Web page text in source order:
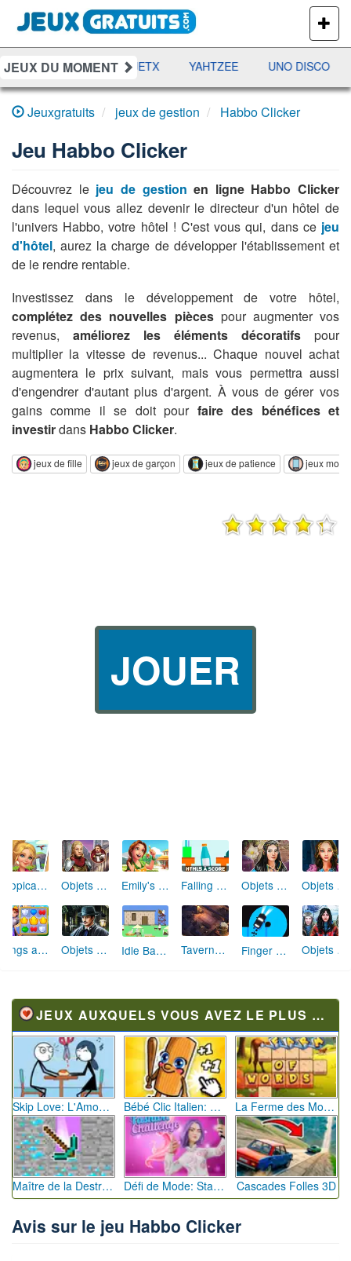
PLUS
DE
JEUX
JEUX DU MOMENT
DAMES RAMI JETX YAHTZEE UNO DISCO
Jeuxgratuits jeux de gestion Habbo Clicker
Jeu Habbo Clicker
Découvrez le jeu de gestion en ligne Habbo Clicker
dans lequel vous allez devenir le directeur d'un hôtel de
l'univers Habbo, votre hôtel ! C'est vous qui, dans ce jeu
d'hôtel, aurez la charge de développer l'établissement et
de le rendre rentable.
Investissez dans le développement de votre hôtel,
complétez des nouvelles piècespour augmenter vos
revenus, améliorez les éléments décoratifs pour
multiplier la vitesse de revenus... Chaque nouvel achat
augmentera le prix suivant, mais vous permettra aussi
d'engendrer d'autant plus d'argent. À vous de gérer vos
gains comme il se doit pour faire des bénéfices et
investirdans Habbo Clicker.
jeux de fille jeux de garçon jeux de patience jeux
JOUER
Tropical Merge Objets Cachés La Chapelle des Templiers Emily's Home Sweet Home Falling Bottle Challenge Objets Cachés Entrez dans le Conte de Fées Objets Cachés Maison Hantée
Kings and Queens Match Objets Cachés Le Lieu du Mystère Idle Babel Tower Taverne Master Finger Driver Neon Objets Cachés Trésor de Glace
JEUX AUXQUELS VOUS AVEZ LE PLUS JOUÉ
Skip Love: L'Amour en Péril Bébé Clic Italien: La Folie des Petits Bambins La Ferme des Mots - Cultivez votre Vocabulaire
Maître de la Destruction: Fusion de Pioches Défi de Mode: Star du Podium Cascades Folles 3D
Avis sur le jeu Habbo Clicker